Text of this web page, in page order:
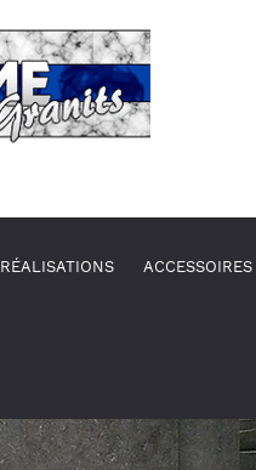
RÉALISATIONS ACCESSOIRES